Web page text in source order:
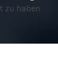
zu haben